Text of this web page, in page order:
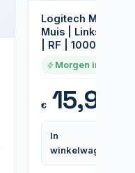
Logitech M190 |
Muis | Links- en
| RF | 1000 DPI |
Morgen in huis
€15,95
In
winkelwagen